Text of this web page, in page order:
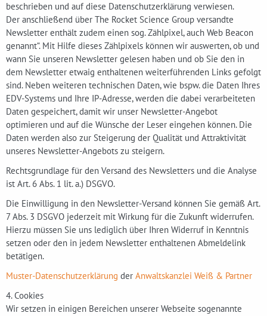
beschrieben und auf diese Datenschutzerklärung verwiesen.
Der anschließend über The Rocket Science Group versandte
Newsletter enthält zudem einen sog. Zählpixel, auch Web Beacon
genannt“. Mit Hilfe dieses Zählpixels können wir auswerten, ob und
wann Sie unseren Newsletter gelesen haben und ob Sie den in
dem Newsletter etwaig enthaltenen weiterführenden Links gefolgt
sind. Neben weiteren technischen Daten, wie bspw. die Daten Ihres
EDV-Systems und Ihre IP-Adresse, werden die dabei verarbeiteten
Daten gespeichert, damit wir unser Newsletter-Angebot
optimieren und auf die Wünsche der Leser eingehen können. Die
Daten werden also zur Steigerung der Qualität und Attraktivität
unseres Newsletter-Angebots zu steigern.
Rechtsgrundlage für den Versand des Newsletters und die Analyse
ist Art. 6 Abs. 1 lit. a.) DSGVO.
Die Einwilligung in den Newsletter-Versand können Sie gemäß Art.
7 Abs. 3 DSGVO jederzeit mit Wirkung für die Zukunft widerrufen.
Hierzu müssen Sie uns lediglich über Ihren Widerruf in Kenntnis
setzen oder den in jedem Newsletter enthaltenen Abmeldelink
betätigen.
Muster-Datenschutzerklärung der Anwaltskanzlei Weiß & Partner
4. Cookies
Wir setzen in einigen Bereichen unserer Webseite sogenannte